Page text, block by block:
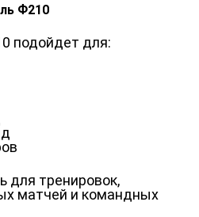
Ф210
подойдет для:
для тренировок,
матчей и командных